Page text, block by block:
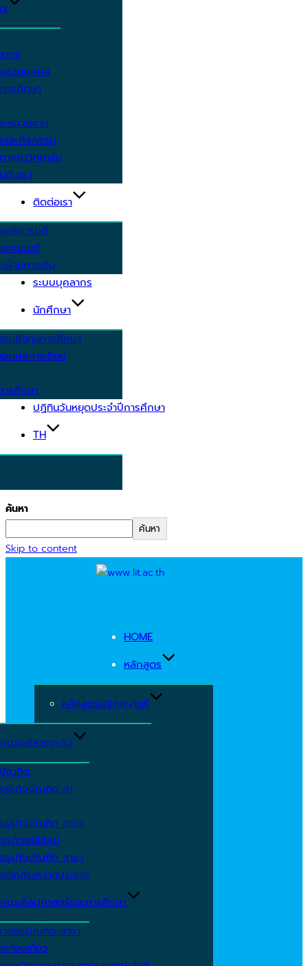
กร
ส่วนบุคคล
ารศึกษา
หน่วยงาน
และกิจกรรม
าศในวิทยาลัย
กับเรา
ติดต่อเรา
อธิการบดี
คณะบดี
ฝ่ายการเงิน
ระบบบุคลากร
นักศึกษา
บชิงทุนการศึกษา
บผลการเรียน
รศึกษา
ปฏิทินวันหยุดประจำปีการศึกษา
TH
ค้นหา
ค้นหา
Skip to content
HOME
หลักสูตร
หลักสูตรปริญญาตรี
คณะบริหารธุรกิจ
ณฑิต
ธุรกิจบัณฑิต สา
ธุรกิจบัณฑิต สาขา
รกิจสมัยใหม่
ธุรกิจบัณฑิต สาขา
ติกส์ระหว่างประเทศ
คณะศิลปศาสตร์และการศึกษา
สตรบัณฑิต สาขา
ท่องเที่ยว